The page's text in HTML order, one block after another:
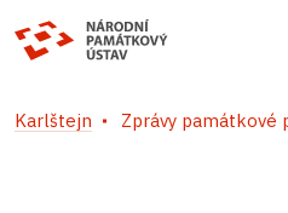
Karlštejn Zprávy památkové